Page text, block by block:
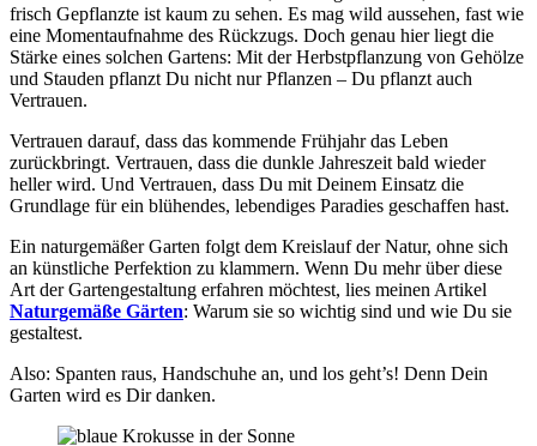
frisch Gepflanzte ist kaum zu sehen. Es mag wild aussehen, fast wie
eine Momentaufnahme des Rückzugs. Doch genau hier liegt die
Stärke eines solchen Gartens: Mit der Herbstpflanzung von Gehölze
und Stauden pflanzt Du nicht nur Pflanzen – Du pflanzt auch
Vertrauen.
Vertrauen darauf, dass das kommende Frühjahr das Leben
zurückbringt. Vertrauen, dass die dunkle Jahreszeit bald wieder
heller wird. Und Vertrauen, dass Du mit Deinem Einsatz die
Grundlage für ein blühendes, lebendiges Paradies geschaffen hast.
Ein naturgemäßer Garten folgt dem Kreislauf der Natur, ohne sich
an künstliche Perfektion zu klammern. Wenn Du mehr über diese
Art der Gartengestaltung erfahren möchtest, lies meinen Artikel
Naturgemäße Gärten: Warum sie so wichtig sind und wie Du sie
gestaltest.
Also: Spanten raus, Handschuhe an, und los geht’s! Denn Dein
Garten wird es Dir danken.